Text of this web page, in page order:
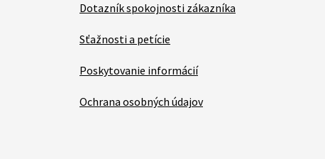
Dotazník spokojnosti zákazníka
Sťažnosti a petície
Poskytovanie informácií
Ochrana osobných údajov